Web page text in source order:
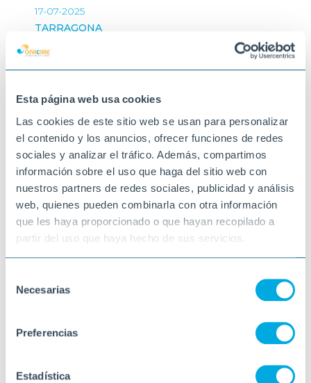
Esta página web usa cookies
Las cookies de este sitio web se usan para personalizar
el contenido y los anuncios, ofrecer funciones de redes
sociales y analizar el tráfico. Además, compartimos
información sobre el uso que haga del sitio web con
nuestros partners de redes sociales, publicidad y análisis
web, quienes pueden combinarla con otra información
que les haya proporcionado o que hayan recopilado a
partir del uso que haya hecho de sus servicios.
Necesarias
Preferencias
Estadística
17-07-2025
TARRAGONA